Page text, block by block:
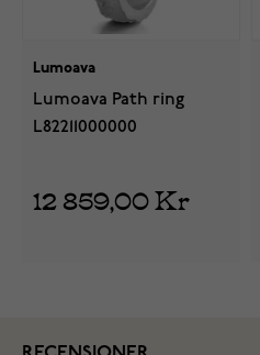
Lumoava
Lumoava Path ring
L82211000000
12 859,00 Kr